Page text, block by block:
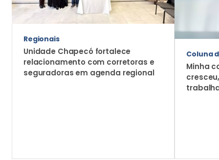
Regionais
Unidade Chapecó fortalece
relacionamento com corretoras e
seguradoras em agenda regional
Coluna
Minha